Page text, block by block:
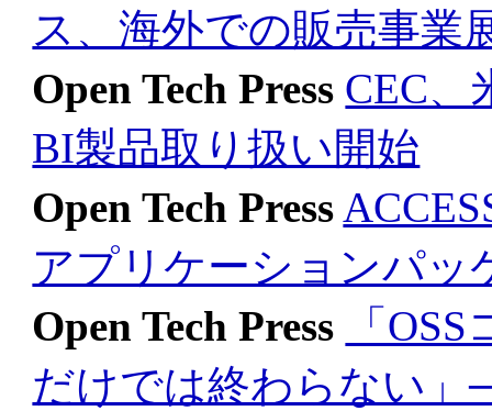
ス、海外での販売事業
Open Tech Press CEC、
BI製品取り扱い開始
Open Tech Press
アプリケーションパッ
Open Tech Press
「
だけでは終わらない